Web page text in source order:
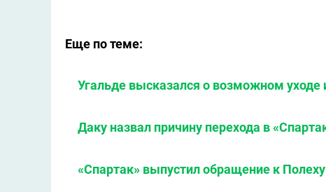
Еще по теме:
Угальде высказался о возможном уходе
Даку назвал причину перехода в
«Спартак» выпустил обращение к Полеху